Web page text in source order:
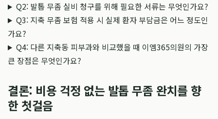
Q2: 발톱 무좀 실비 청구를 위해 필요한 서류는 무엇인가요?
Q3: 지축 무좀 보험 적용 시 실제 환자 부담금은 어느 정도인
가요?
Q4: 다른 지축동 피부과와 비교했을 때 이엠365의원의 가장
큰 장점은 무엇인가요?
결론: 비용 걱정 없는 발톱 무좀 완치를 향
한 첫걸음